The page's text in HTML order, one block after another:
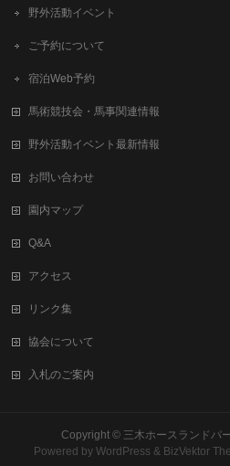
野外活動イベント
ご予約について
宿泊Web予約
馬術競技会・馬事関連情報
野外活動イベント最新情報
お問い合わせ
園内マップ
Q&A
アクセス
リンク集
協会について
入札のご案内
Copyright © 三木ホースランドパ
Powered byWordPress & BizVektor